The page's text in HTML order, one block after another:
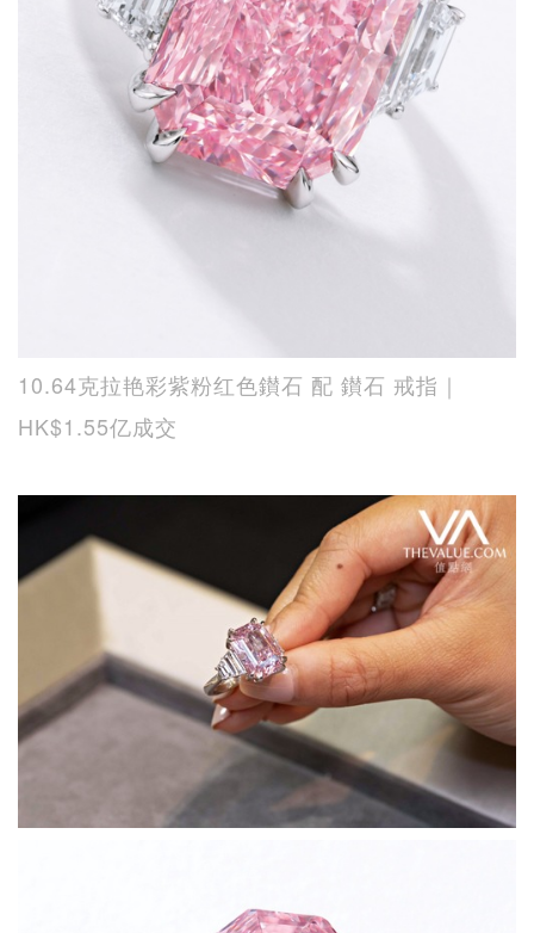
10.64克拉艳彩紫粉红色鑚石 配 鑚石 戒指｜
HK$1.55亿成交